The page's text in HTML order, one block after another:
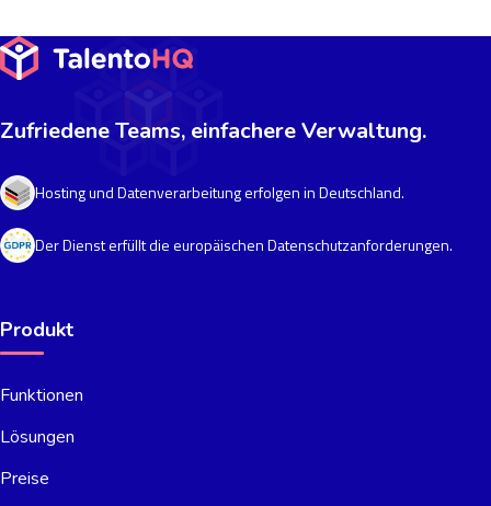
Zufriedene Teams, einfachere Verwaltung.
Hosting und Datenverarbeitung erfolgen in Deutschland.
Der Dienst erfüllt die europäischen Datenschutzanforderungen.
Produkt
Funktionen
Lösungen
Preise